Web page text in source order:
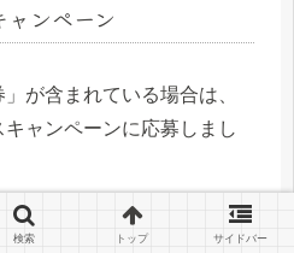
ャンペーン
が含まれている場合は、
ャンペーンに応募しまし
ャンコ先生とあやかし遊園
検索 トップ サイドバー